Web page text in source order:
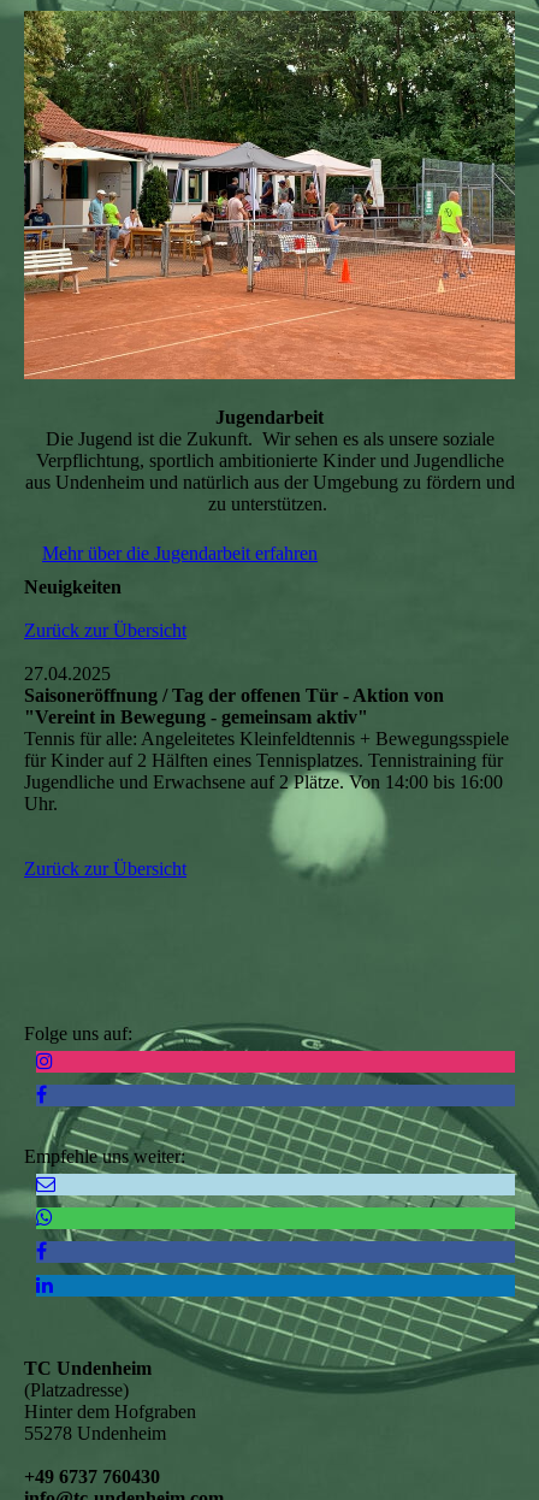
Jugendarbeit
Die Jugend ist die Zukunft. Wir sehen es als unsere soziale
Verpflichtung, sportlich ambitionierte Kinder und Jugendliche
aus Undenheim und natürlich aus der Umgebung zu fördern und
zu unterstützen.
Mehr über die Jugendarbeit erfahren
Neuigkeiten
Zurück zur Übersicht
27.04.2025
Saisoneröffnung / Tag der offenen Tür - Aktion von
"Vereint in Bewegung - gemeinsam aktiv"
Tennis für alle: Angeleitetes Kleinfeldtennis + Bewegungsspiele
für Kinder auf 2 Hälften eines Tennisplatzes. Tennistraining für
Jugendliche und Erwachsene auf 2 Plätze. Von 14:00 bis 16:00
Uhr.
Zurück zur Übersicht
Folge uns auf:
Empfehle uns weiter:
TC Undenheim
(Platzadresse)
Hinter dem Hofgraben
55278 Undenheim
+49 6737 760430